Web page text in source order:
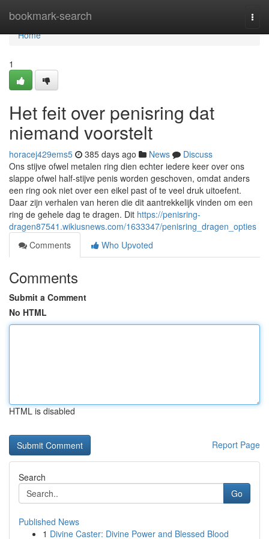
bookmark-search
Home
Home
1
Het feit over penisring dat
niemand voorstelt
horacej429ems5 385 days ago News
Discuss
Ons stijve ofwel metalen ring dien echter iedere keer over ons
slappe ofwel half-stijve penis worden geschoven, omdat anders
een ring ook niet over een eikel past of te veel druk uitoefent.
Daar zijn verhalen van heren die dit aantrekkelijk vinden om een
ring de gehele dag te dragen. Dit https://penisring-
dragen87541.wikiusnews.com/1633347/penisring_dragen_opties
Comments
Who Upvoted
Comments
Submit a Comment
No HTML
HTML is disabled
Report Page
Search
Go
Published News
1 Divine Caster: Divine Power and Blessed Blood